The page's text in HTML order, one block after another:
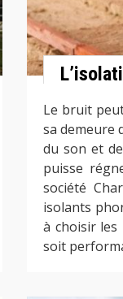
Le bruit
sa demeure
du son et
puisse
société
isolants
à choisir
soit